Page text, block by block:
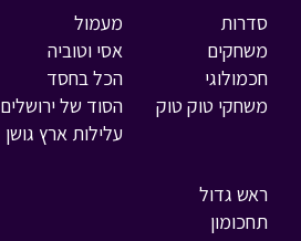
סדרות
משחקים
חכמולוגי
משחקי טוק טוק
מעמול
אסי וטוביה
הכל בחסד
הסוד של ירושלים
עלילות ארץ גושן
ראש גדול
תחכומון